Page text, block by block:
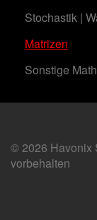
Stochastik |
Matrizen
Sonstige
© 2026 Havonix
vorbehalten